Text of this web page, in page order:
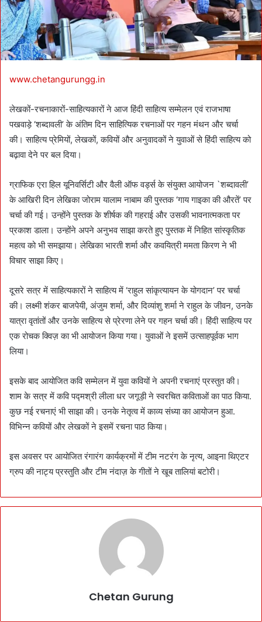
l
www.chetangurungg.in
लेखकों-रचनाकारों-साहित्यकारों ने आज हिंदी साहित्य सम्मेलन एवं राजभाषा
पखवाड़े ‘शब्दावली’ के अंतिम दिन साहित्यिक रचनाओं पर गहन मंथन और चर्चा
की‌। साहित्य प्रेमियों, लेखकों, कवियों और अनुवादकों ने युवाओं से हिंदी साहित्य को
बढ़ावा देने पर बल दिया।
ग्राफिक एरा हिल यूनिवर्सिटी और वैली ऑफ वर्ड्स के संयुक्त आयोजन `शब्दावली’
के आखिरी दिन लेखिका जोराम यालाम नाबाम की पुस्तक ‘गाय गाइका की औरतें’ पर
चर्चा की गई। उन्होंने पुस्तक के शीर्षक की गहराई और उसकी भावनात्मकता पर
प्रकाश डाला। उन्होंने अपने अनुभव साझा करते हुए पुस्तक में निहित सांस्कृतिक
महत्व को भी समझाया। लेखिका भारती शर्मा और कवयित्री ममता किरण ने भी
विचार साझा किए।
दूसरे सत्र में साहित्यकारों ने साहित्य में ‘राहुल सांकृत्यायन के योगदान’ पर चर्चा
की। लक्ष्मी शंकर बाजपेयी, अंजुम शर्मा, और दिव्यांशु शर्मा ने राहुल के जीवन, उनके
यात्रा वृतांतों और उनके साहित्य से प्रेरणा लेने पर गहन चर्चा की। हिंदी साहित्य पर
एक रोचक क्विज़ का भी आयोजन किया गया। युवाओं ने इसमें उत्साहपूर्वक भाग
लिया।
इसके बाद आयोजित कवि सम्मेलन में युवा कवियों ने अपनी रचनाएं प्रस्तुत की।
शाम के सत्र में कवि पद्मश्री लीला धर जगूड़ी ने स्वरचित कविताओं का पाठ किया.
कुछ नई रचनाएं भी साझा की। उनके नेतृत्व में काव्य संध्या का आयोजन हुआ.
विभिन्न कवियों और लेखकों ने इसमें रचना पाठ किया।
इस अवसर पर आयोजित रंगारंग कार्यक्रमों में टीम नटरंग के नृत्य, आइना थिएटर
ग्रुप की नाट्य प्रस्तुति और टीम नंदाज़ के गीतों ने खूब तालियां बटोरी।
Chetan Gurung